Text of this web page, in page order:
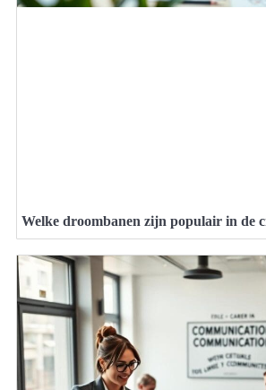
Welke droombanen zijn populair in de